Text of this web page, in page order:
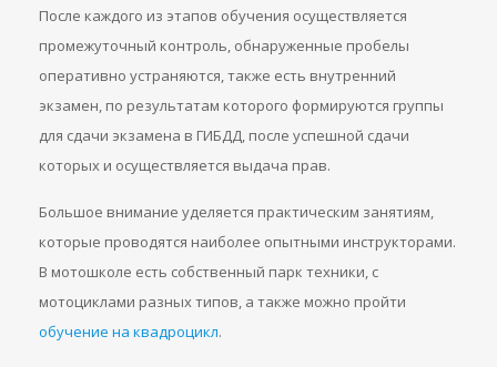
После каждого из этапов обучения осуществляется
промежуточный контроль, обнаруженные пробелы
оперативно устраняются, также есть внутренний
экзамен, по результатам которого формируются группы
для сдачи экзамена в ГИБДД, после успешной сдачи
которых и осуществляется выдача прав.
Большое внимание уделяется практическим занятиям,
которые проводятся наиболее опытными инструкторами.
В мотошколе есть собственный парк техники, с
мотоциклами разных типов, а также можно пройти
обучение на квадроцикл.